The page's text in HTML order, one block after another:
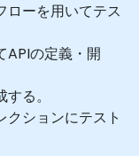
ローを用いてテス
APIの定義・開
る。
ションにテスト